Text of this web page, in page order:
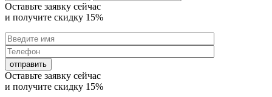
Оставьте заявку сейчас
и получите скидку 15%
Оставьте заявку сейчас
и получите скидку 15%